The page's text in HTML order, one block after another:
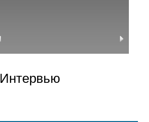
Интервью